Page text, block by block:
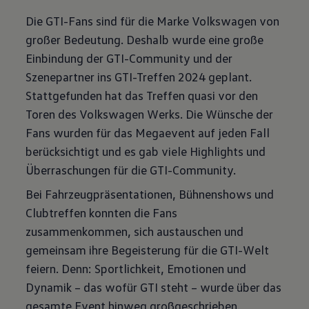
Die GTI-Fans sind für die Marke Volkswagen von
großer Bedeutung. Deshalb wurde eine große
Einbindung der GTI-Community und der
Szenepartner ins GTI-Treffen 2024 geplant.
Stattgefunden hat das Treffen quasi vor den
Toren des Volkswagen Werks. Die Wünsche der
Fans wurden für das Megaevent auf jeden Fall
berücksichtigt und es gab viele Highlights und
Überraschungen für die GTI-Community.
Bei Fahrzeugpräsentationen, Bühnenshows und
Clubtreffen konnten die Fans
zusammenkommen, sich austauschen und
gemeinsam ihre Begeisterung für die GTI-Welt
feiern. Denn: Sportlichkeit, Emotionen und
Dynamik – das wofür GTI steht – wurde über das
gesamte Event hinweg großgeschrieben.
Hinweis zu Cookies für Marketingzwecke:
Cookies werden
verwendet um personalisierte Werbung auszuspielen. Sofern Sie
über einen von uns personalisierten Link auf unsere Website
gelangen, können Ihre erzeugten Daten, sofern Sie dem explizit
zugestimmt („Cookies mit Marketingzwecke“) haben, von Ihrem
zugeordneten Händler bzw. im Falle eines Porsche Betriebs, Porsche
Inter Auto GmbH & Co KG, eingesehen werden.
VW Cookie-Richtlinien